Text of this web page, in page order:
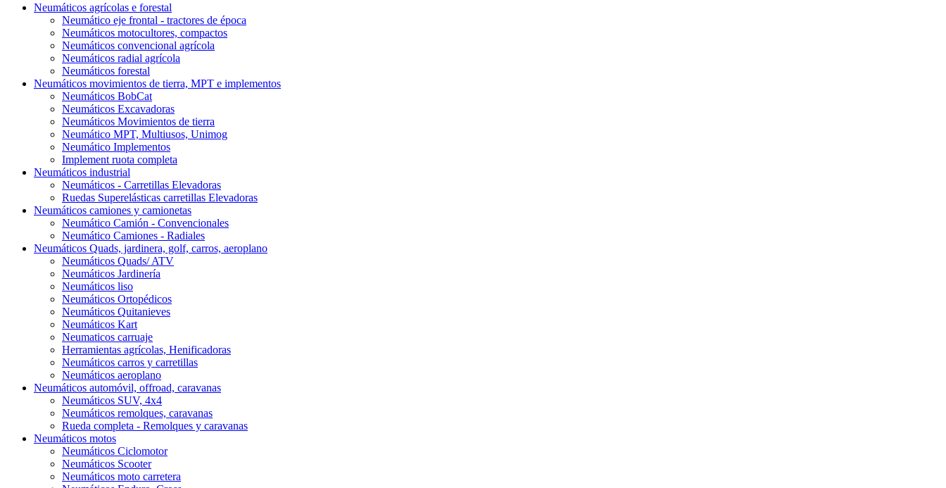
Neumáticos agrícolas e forestal
Neumático eje frontal - tractores de época
Neumáticos motocultores, compactos
Neumáticos convencional agrícola
Neumáticos radial agrícola
Neumáticos forestal
Neumáticos movimientos de tierra, MPT e implementos
Neumáticos BobCat
Neumáticos Excavadoras
Neumáticos Movimientos de tierra
Neumático MPT, Multiusos, Unimog
Neumático Implementos
Implement ruota completa
Neumáticos industrial
Neumáticos - Carretillas Elevadoras
Ruedas Superelásticas carretillas Elevadoras
Neumáticos camiones y camionetas
Neumático Camión - Convencionales
Neumático Camiones - Radiales
Neumáticos Quads, jardinera, golf, carros, aeroplano
Neumáticos Quads/ ATV
Neumáticos Jardinería
Neumáticos liso
Neumáticos Ortopédicos
Neumáticos Quitanieves
Neumáticos Kart
Neumaticos carruaje
Herramientas agrícolas, Henificadoras
Neumáticos carros y carretillas
Neumáticos aeroplano
Neumáticos automóvil, offroad, caravanas
Neumáticos SUV, 4x4
Neumáticos remolques, caravanas
Rueda completa - Remolques y caravanas
Neumáticos motos
Neumáticos Ciclomotor
Neumáticos Scooter
Neumáticos moto carretera